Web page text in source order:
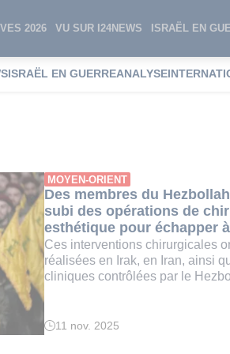
2026 VU SUR I24NEWS ISRAËL EN
ISRAËL EN GUERREANALYSE
MOYEN-ORIENT
Des membres du
subi des opérations de
esthétique pour échapper à
Ces interventions chirurgicales
réalisées en Irak, en Iran, ainsi
cliniques contrôlées par le
Temps
11 nov. 2025